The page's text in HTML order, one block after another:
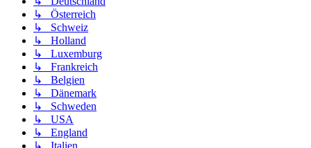
↳ Österreich
↳ Schweiz
↳ Holland
↳ Luxemburg
↳ Frankreich
↳ Belgien
↳ Dänemark
↳ Schweden
↳ USA
↳ England
↳ Italien